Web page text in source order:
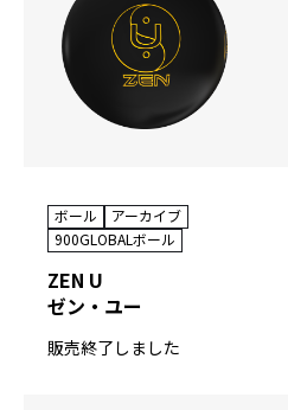
ボール
アーカイブ
900GLOBALボール
ZEN U
ゼン・ユー
販売終了しました